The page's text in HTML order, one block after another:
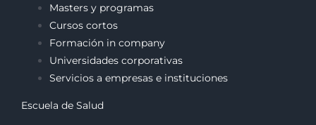
Masters y programas
Cursos cortos
Formación in company
Universidades corporativas
Servicios a empresas e instituciones
Escuela de Salud